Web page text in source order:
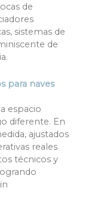
de
sistemas de
de
para naves
espacio
diferente. En
ajustados
reales
técnicos y